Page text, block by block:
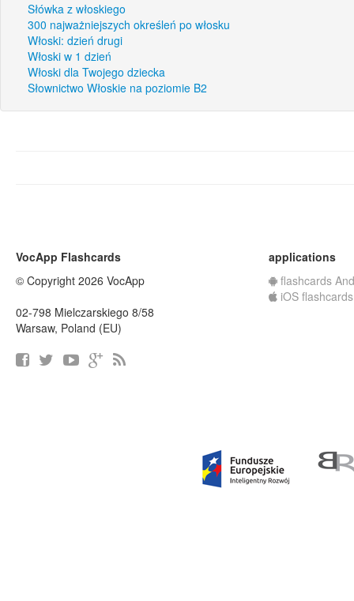
Słówka z włoskiego
300 najważniejszych określeń po włosku
Włoski: dzień drugi
Włoski w 1 dzień
Włoski dla Twojego dziecka
Słownictwo Włoskie na poziomie B2
VocApp Flashcards
© Copyright 2026 VocApp
02-798 Mielczarskiego 8/58
Warsaw, Poland (EU)
applications
flashcards
iOS flashcards